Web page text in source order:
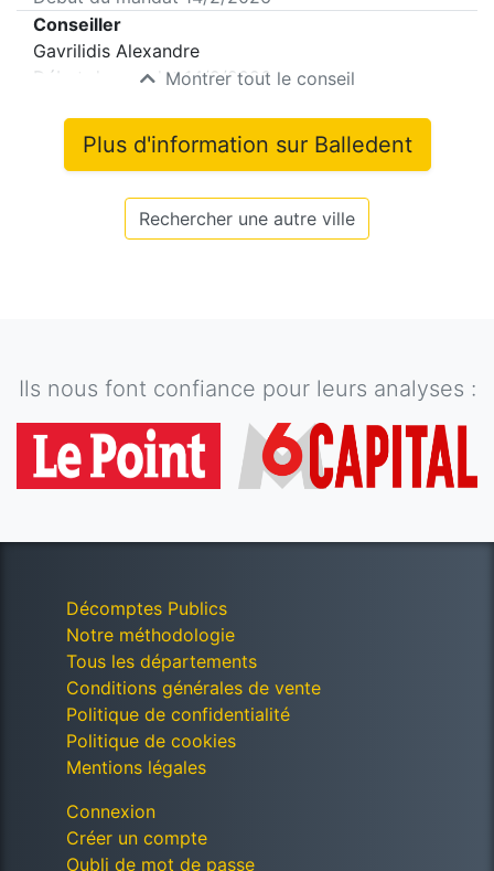
Conseiller
Gavrilidis Alexandre
Début du mandat14/2/2026
Montrer tout le conseil
Plus d'information sur Balledent
Rechercher une autre ville
Ils nous font confiance pour leurs analyses :
Décomptes Publics
Notre méthodologie
Tous les départements
Conditions générales de vente
Politique de confidentialité
Politique de cookies
Mentions légales
Connexion
Créer un compte
Oubli de mot de passe